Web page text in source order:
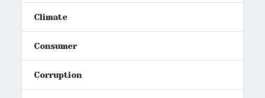
Climate
Consumer
Corruption